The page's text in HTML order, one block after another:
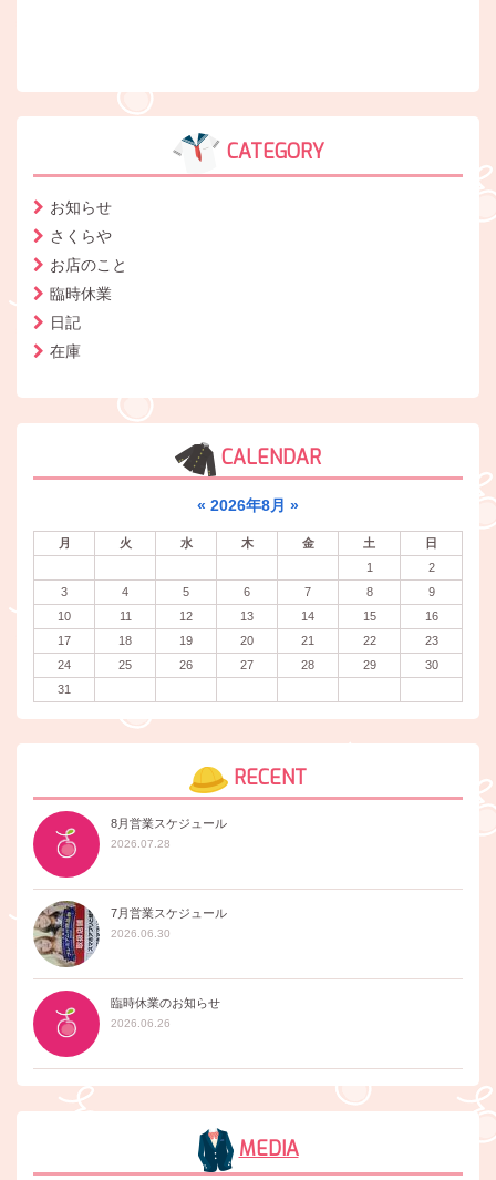
CATEGORY
お知らせ
さくらや
お店のこと
臨時休業
日記
在庫
CALENDAR
« 2026年8月 »
月 火 水 木 金 土
日
1
2
3
4 5 6 7 8
9
10
11 12 13 14 15
16
17
18 19 20 21 22
23
24
25 26 27 28 29
30
31
RECENT
8月営業スケジュール
2026.07.28
7月営業スケジュール
2026.06.30
臨時休業のお知らせ
2026.06.26
MEDIA